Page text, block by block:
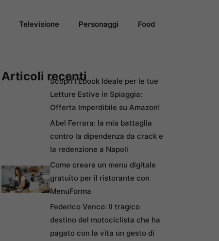
Televisione Personaggi Food
Articoli recentiScopri l’Ebook Ideale per le tue
Letture Estive in Spiaggia:
Offerta Imperdibile su Amazon!
Abel Ferrara: la mia battaglia
contro la dipendenza da crack e
la redenzione a Napoli
Come creare un menu digitale
gratuito per il ristorante con
MenuForma
Federico Venco: Il tragico
destino del motociclista che ha
pagato con la vita un gesto di